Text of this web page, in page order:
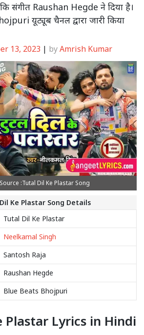
संगीत Raushan Hegde ने दिया है।
यूट्यूब चैनल द्वारा जारी किया
13, 2023 | byAmrish Kumar
:Tutal Dil Ke Plastar Song
Ke Plastar Song Details
Tutal Dil Ke Plastar
Neelkamal Singh
Santosh Raja
Raushan Hegde
Blue Beats Bhojpuri
Plastar Lyrics in Hindi